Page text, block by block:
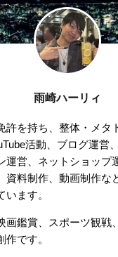
雨崎ハーリィ
許を持ち、整体・メタ
活動、ブログ運営
運営、ネットショップ
資料制作、動画制作な
います。
画鑑賞、スポーツ観戦
作です。